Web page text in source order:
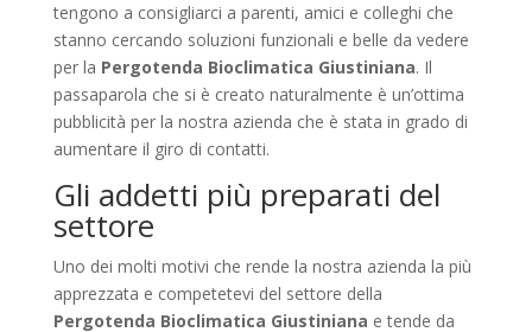
tengono a consigliarci a parenti, amici e colleghi che
stanno cercando soluzioni funzionali e belle da vedere
per la Pergotenda Bioclimatica Giustiniana. Il
passaparola che si è creato naturalmente è un’ottima
pubblicità per la nostra azienda che è stata in grado di
aumentare il giro di contatti.
Gli addetti più preparati del
settore
Uno dei molti motivi che rende la nostra azienda la più
apprezzata e competetevi del settore della
Pergotenda Bioclimatica Giustiniana e tende da